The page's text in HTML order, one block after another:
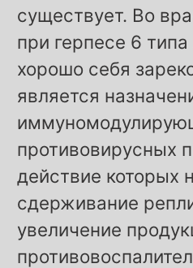
существует. Во
при герпесе 6
хорошо себя
является
противовирусных
действие которых
сдерживание
увеличение